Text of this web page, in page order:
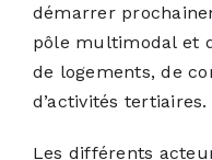
démarrer
pôle multimodal et
de logements, de
d’activités tertiaires.
Les différents